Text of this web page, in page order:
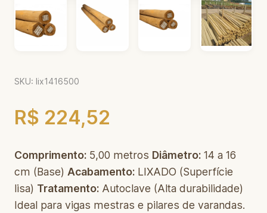
SKU: lix1416500
R$ 224,52
Comprimento: 5,00 metros Diâmetro: 14 a 16
cm (Base) Acabamento: LIXADO (Superfície
lisa) Tratamento: Autoclave (Alta durabilidade)
Ideal para vigas mestras e pilares de varandas.